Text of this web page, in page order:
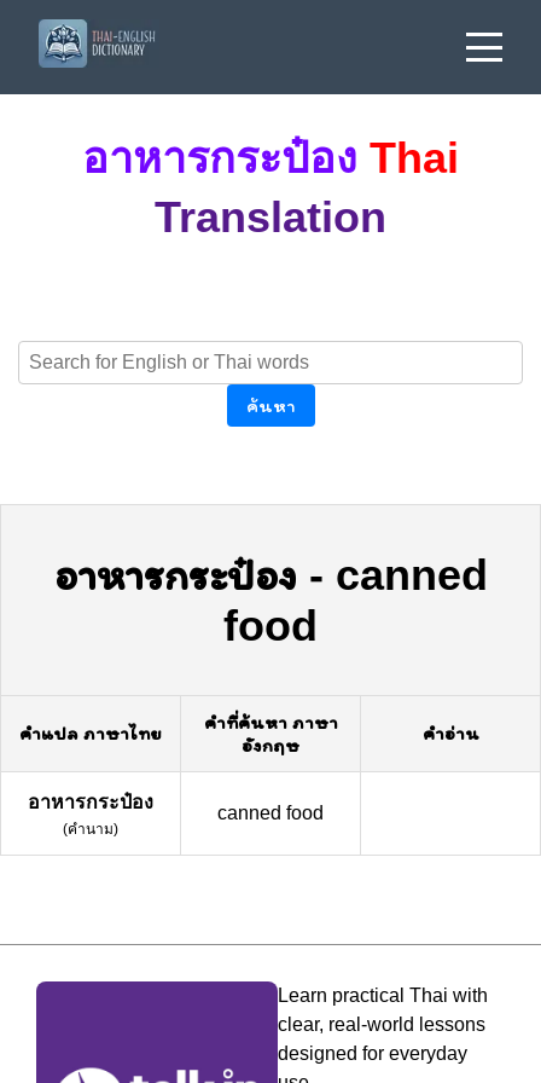
อาหารกระป๋อง Thai
Translation
ค้นหา
อาหารกระป๋อง - canned
food
คำแปล ภาษาไทย
คำที่ค้นหา ภาษา
อังกฤษ
คำอ่าน
อาหารกระป๋อง
(คำนาม)
canned food
Learn practical Thai with
clear, real-world lessons
designed for everyday